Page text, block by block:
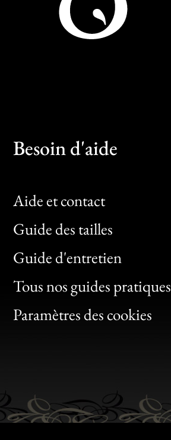
Besoin d'aide
Aide et contact
Guide des tailles
Guide d'entretien
Tous nos guides pratiques
Paramètres des cookies